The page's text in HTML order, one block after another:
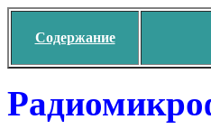
Содержание